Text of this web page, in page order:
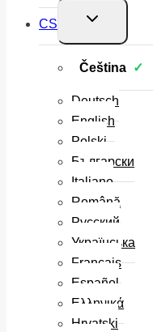
CS
Toggle
menu
Čeština
Deutsch
English
Polski
Български
Italiano
Română
Русский
Українська
Français
Español
Ελληνικά
Hrvatski